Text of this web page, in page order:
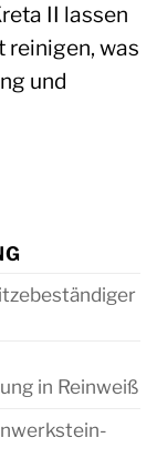
II lassen
reinigen, was
und
in Reinweiß